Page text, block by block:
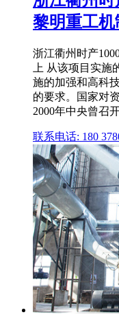
黎明重工
浙江衢州时产
上 从该项目实
施的加强和高科
的要求。国家对
2000年中央曾召
联系电话: 180